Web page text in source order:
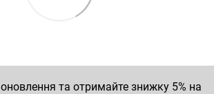
та отримайте знижку 5% на